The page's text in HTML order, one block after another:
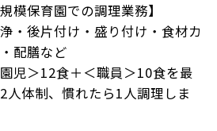
規模保育園での調理業務】
・後片付け・盛り付け・食材カ
配膳など
児＞12食＋＜職員＞10食を最
人体制、慣れたら1人調理しま